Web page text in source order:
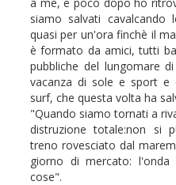
siamo salvati
quasi per un'ora finchè il
è formato da amici, tutti
pubbliche del lungomare
vacanza di sole e sport e
surf, che questa volta ha
"Quando siamo tornati a
distruzione totale:non si
treno rovesciato dal
giorno di mercato:
cose".